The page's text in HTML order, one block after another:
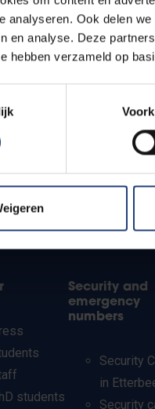
analyseren. Ook delen
en analyse. Deze
hebben verzameld op
The full URL of the page
E.g. https://www.vub.be/
students
Security and
emergency
numbers
Security
in
Security